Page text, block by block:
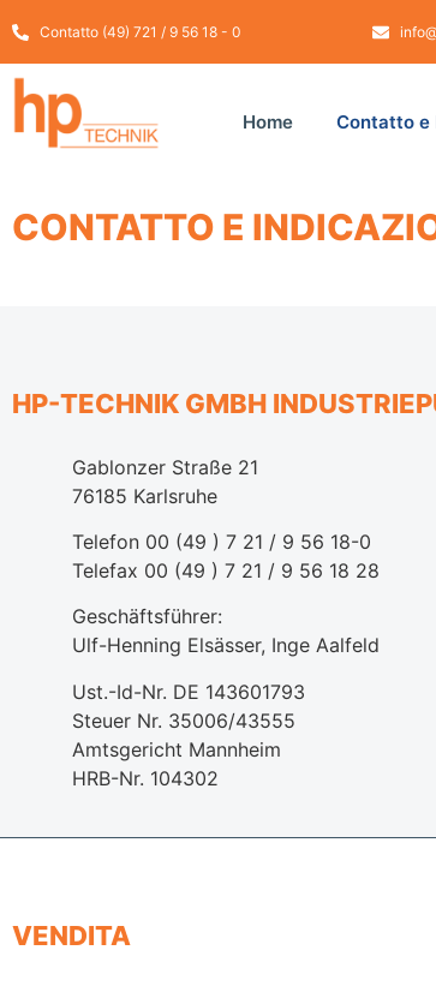
Contatto (49) 721 / 9 56 18 - 0
Home Contatto e
CONTATTO E
HP-TECHNIK GMBH
Gablonzer Straße 21
76185 Karlsruhe
Telefon 00 (49 ) 7 21 / 9 56 18-0
Telefax 00 (49 ) 7 21 / 9 56 18 28
Geschäftsführer:
Ulf-Henning Elsässer, Inge Aalfeld
Ust.-Id-Nr. DE 143601793
Steuer Nr. 35006/43555
Amtsgericht Mannheim
HRB-Nr. 104302
VENDITA